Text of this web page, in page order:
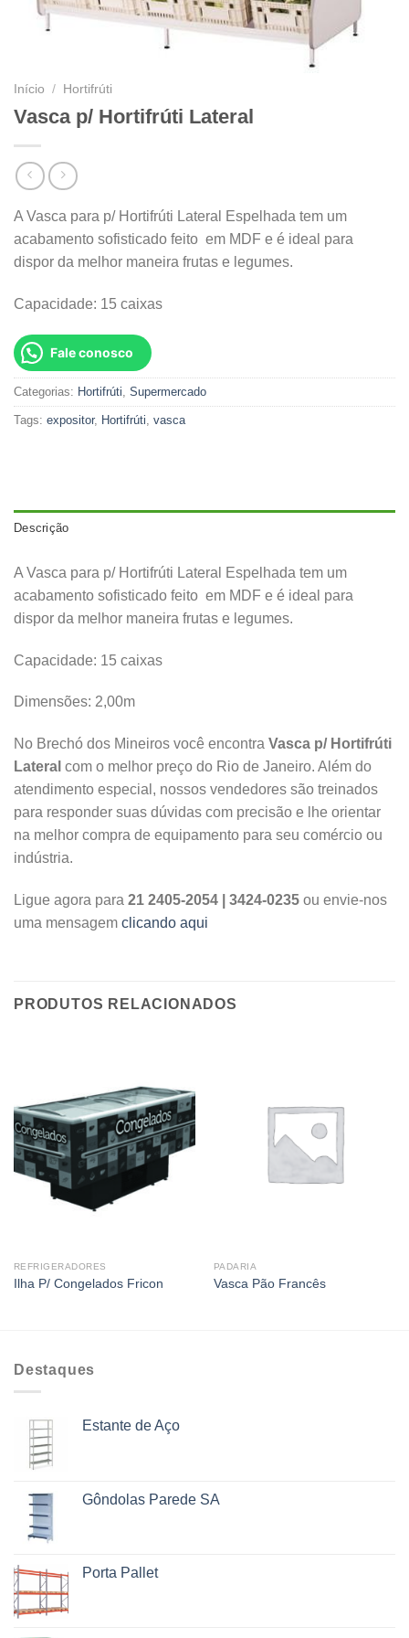
Início / Hortifrúti
Vasca p/ Hortifrúti Lateral
A Vasca para p/ Hortifrúti Lateral Espelhada tem um
acabamento sofisticado feito em MDF e é ideal para
dispor da melhor maneira frutas e legumes.
Capacidade: 15 caixas
Fale conosco
Categorias: Hortifrúti, Supermercado
Tags: expositor, Hortifrúti, vasca
Descrição
A Vasca para p/ Hortifrúti Lateral Espelhada tem um
acabamento sofisticado feito em MDF e é ideal para
dispor da melhor maneira frutas e legumes.
Capacidade: 15 caixas
Dimensões: 2,00m
No Brechó dos Mineiros você encontra Vasca p/ Hortifrúti
Lateral com o melhor preço do Rio de Janeiro. Além do
atendimento especial, nossos vendedores são treinados
para responder suas dúvidas com precisão e lhe orientar
na melhor compra de equipamento para seu comércio ou
indústria.
Ligue agora para 21 2405-2054 | 3424-0235 ou envie-nos
uma mensagem clicando aqui
PRODUTOS RELACIONADOS
REFRIGERADORES
Ilha P/ Congelados Fricon
PADARIA
Vasca Pão Francês
Destaques
Estante de Aço
Gôndolas Parede SA
Porta Pallet